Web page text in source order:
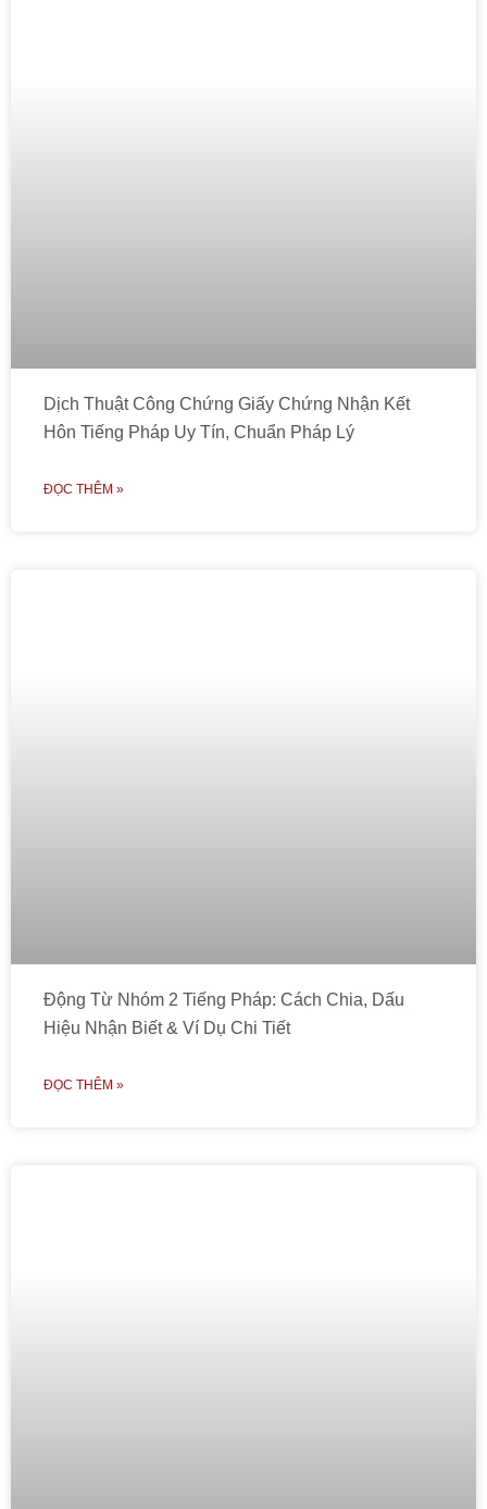
Dịch Thuật Công Chứng Giấy Chứng Nhận Kết
Hôn Tiếng Pháp Uy Tín, Chuẩn Pháp Lý
ĐỌC THÊM »
Động Từ Nhóm 2 Tiếng Pháp: Cách Chia, Dấu
Hiệu Nhận Biết & Ví Dụ Chi Tiết
ĐỌC THÊM »